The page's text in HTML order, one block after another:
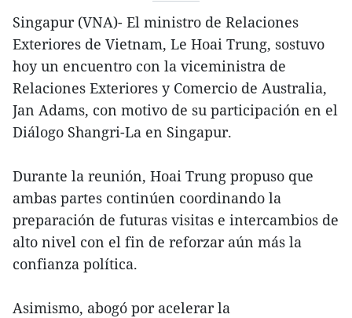
Singapur (VNA)- El ministro de Relaciones
Exteriores de Vietnam, Le Hoai Trung, sostuvo
hoy un encuentro con la viceministra de
Relaciones Exteriores y Comercio de Australia,
Jan Adams, con motivo de su participación en el
Diálogo Shangri-La en Singapur.
Durante la reunión, Hoai Trung propuso que
ambas partes continúen coordinando la
preparación de futuras visitas e intercambios de
alto nivel con el fin de reforzar aún más la
confianza política.
Asimismo, abogó por acelerar la